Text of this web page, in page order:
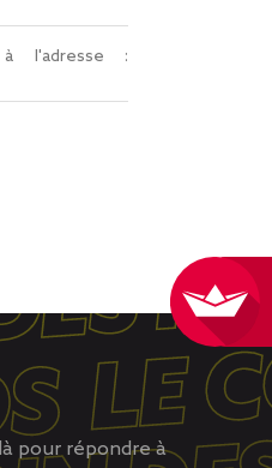
l'adresse :
pour répondre à